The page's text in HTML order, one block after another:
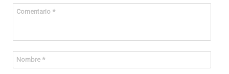
Comentario *
Nombre *